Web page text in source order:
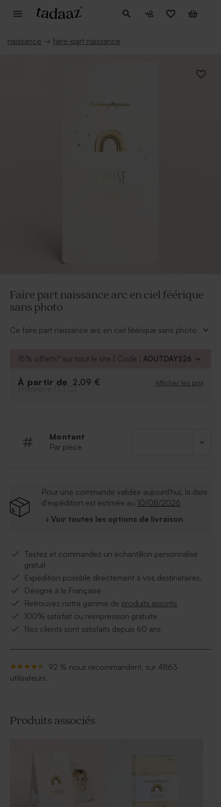
naissance → faire-part naissance
Faire part naissance arc en ciel féérique
sans photo
Ce faire part naissance arc en ciel féérique sans photo
dorés apportent une touche chic à votre annonce.
notre palette de coloris proposée dans notre outil de
15% offerts* sur tout le site | Code : AOUTDAYS26
À partir de 2,09 € Afficher les prix
Prix/pièce (T.T.C.)
Montant
Par pièce
Pour une commande validée aujourd'hui, la date
d'expédition est estimée au 10/08/2026
› Voir toutes les options de livraison
Testez et commandez un échantillon personnalisé
gratuit
Expédition possible directement à vos destinataires.
Désigné à la Française
Retrouvez notre gamme de produits assortis
100% satisfait ou réimpression gratuite
Nos clients sont satisfaits depuis 60 ans
92 % nous recommandent, sur 4863
utilisateurs.
Produits associés